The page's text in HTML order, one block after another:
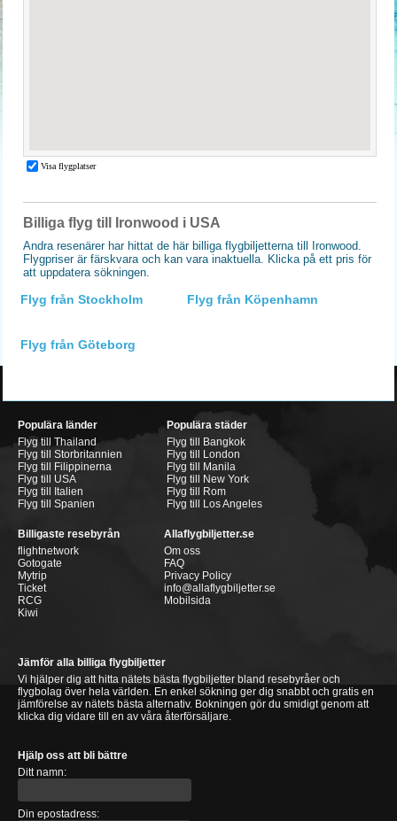
Billiga flyg till Ironwood i USA
Andra resenärer har hittat de här billiga flygbiljetterna till Ironwood.
Flygpriser är färskvara och kan vara inaktuella. Klicka på ett pris för
att uppdatera sökningen.
Flyg från Stockholm Flyg från Köpenhamn
Flyg från Göteborg
Populära länder
Flyg till Thailand
Flyg till Storbritannien
Flyg till Filippinerna
Flyg till USA
Flyg till Italien
Flyg till Spanien
Populära städer
Flyg till Bangkok
Flyg till London
Flyg till Manila
Flyg till New York
Flyg till Rom
Flyg till Los Angeles
Billigaste resebyrån
flightnetwork
Gotogate
Mytrip
Ticket
RCG
Kiwi
Allaflygbiljetter.se
Om oss
FAQ
Privacy Policy
info@allaflygbiljetter.se
Mobilsida
Jämför alla billiga flygbiljetter
Vi hjälper dig att hitta nätets bästa flygbiljetter bland resebyråer och
flygbolag över hela världen. En enkel sökning ger dig snabbt och gratis en
jämförelse av nätets bästa alternativ. Bokningen gör du smidigt genom att
klicka dig vidare till en av våra återförsäljare.
Hjälp oss att bli bättre
Ditt namn:
Din epostadress: